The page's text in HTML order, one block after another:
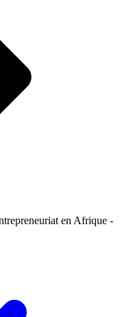
en Afrique -